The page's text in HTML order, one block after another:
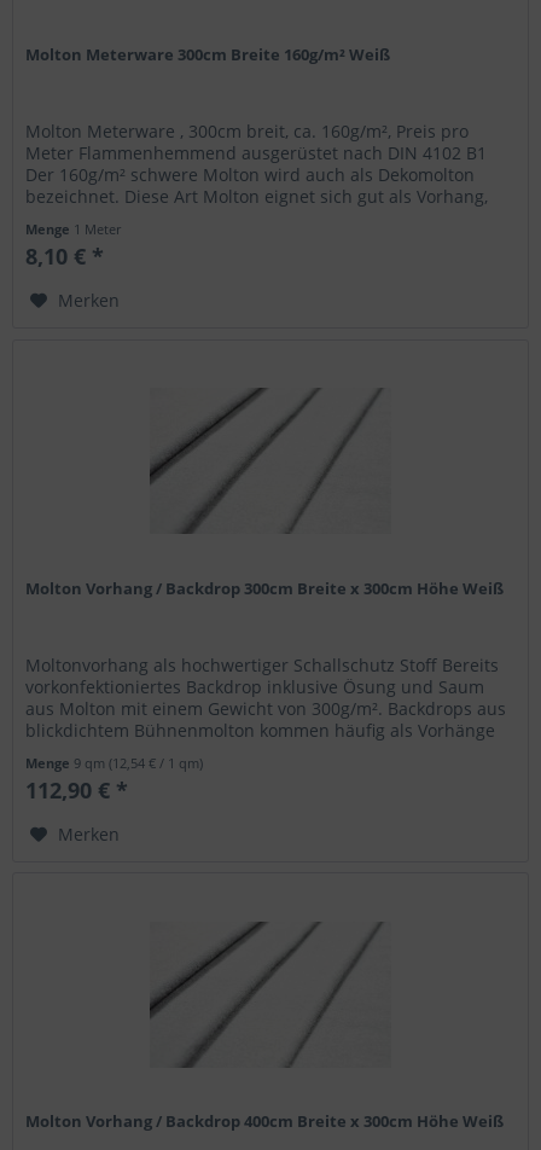
Molton Meterware 300cm Breite 160g/m² Weiß
Molton Meterware , 300cm breit, ca. 160g/m², Preis pro
Meter Flammenhemmend ausgerüstet nach DIN 4102 B1
Der 160g/m² schwere Molton wird auch als Dekomolton
bezeichnet. Diese Art Molton eignet sich gut als Vorhang,
Menge 1 Meter
8,10 € *
Merken
Molton Vorhang / Backdrop 300cm Breite x 300cm Höhe Weiß
Moltonvorhang als hochwertiger Schallschutz Stoff Bereits
vorkonfektioniertes Backdrop inklusive Ösung und Saum
aus Molton mit einem Gewicht von 300g/m². Backdrops aus
blickdichtem Bühnenmolton kommen häufig als Vorhänge
Menge 9 qm(12,54 € / 1 qm)
112,90 € *
Merken
Molton Vorhang / Backdrop 400cm Breite x 300cm Höhe Weiß